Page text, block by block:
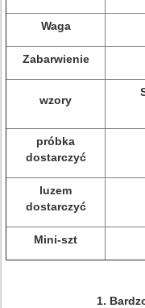
Waga
Zabarwienie
wzory
próbka
dostarczyć
luzem
dostarczyć
Mini-szt
1.